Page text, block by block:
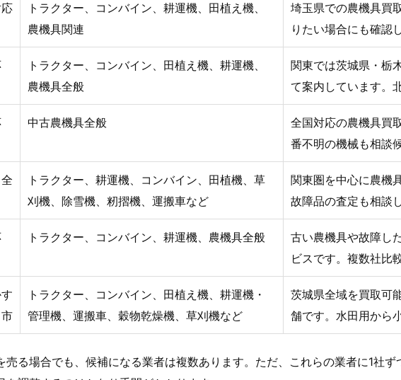
トラクター、コンバイン、耕運機、田植え機、
農機具関連
埼玉県での農機具買
りたい場合にも確認
トラクター、コンバイン、田植え機、耕運機、
農機具全般
関東では茨城県・栃
て案内しています。
中古農機具全般
全国対応の農機具買
番不明の機械も相談
トラクター、耕運機、コンバイン、田植機、草
刈機、除雪機、籾摺機、運搬車など
関東圏を中心に農機
故障品の査定も相談
トラクター、コンバイン、耕運機、農機具全般
古い農機具や故障し
ビスです。複数社比
トラクター、コンバイン、田植え機、耕運機・
管理機、運搬車、穀物乾燥機、草刈機など
茨城県全域を買取可
舗です。水田用から
売る場合でも、候補になる業者は複数あります。ただ、これらの業者に1社